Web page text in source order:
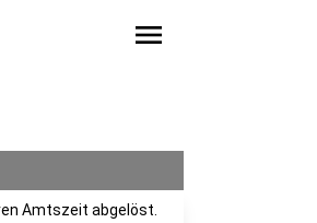
menu
Amtszeit abgelöst.